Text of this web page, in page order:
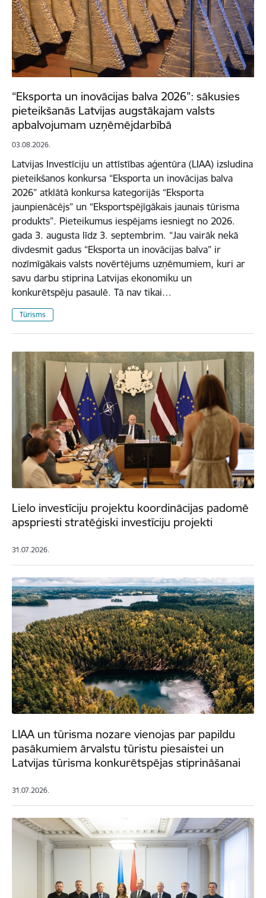
“Eksporta un inovācijas balva 2026”: sākusies
pieteikšanās Latvijas augstākajam valsts
apbalvojumam uzņēmējdarbībā
03.08.2026.
Latvijas Investīciju un attīstības aģentūra (LIAA) izsludina
pieteikšanos konkursa “Eksporta un inovācijas balva
2026” atklātā konkursa kategorijās “Eksporta
jaunpienācējs” un “Eksportspējīgākais jaunais tūrisma
produkts”. Pieteikumus iespējams iesniegt no 2026.
gada 3. augusta līdz 3. septembrim. “Jau vairāk nekā
divdesmit gadus “Eksporta un inovācijas balva” ir
nozīmīgākais valsts novērtējums uzņēmumiem, kuri ar
savu darbu stiprina Latvijas ekonomiku un
konkurētspēju pasaulē. Tā nav tikai…
Tūrisms
Lielo investīciju projektu koordinācijas padomē
apspriesti stratēģiski investīciju projekti
31.07.2026.
LIAA un tūrisma nozare vienojas par papildu
pasākumiem ārvalstu tūristu piesaistei un
Latvijas tūrisma konkurētspējas stiprināšanai
31.07.2026.